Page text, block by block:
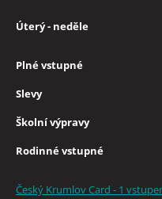
Úterý - neděle
Plné vstupné
Slevy
Školní výpravy
Rodinné vstupné
Český Krumlov Card - 1